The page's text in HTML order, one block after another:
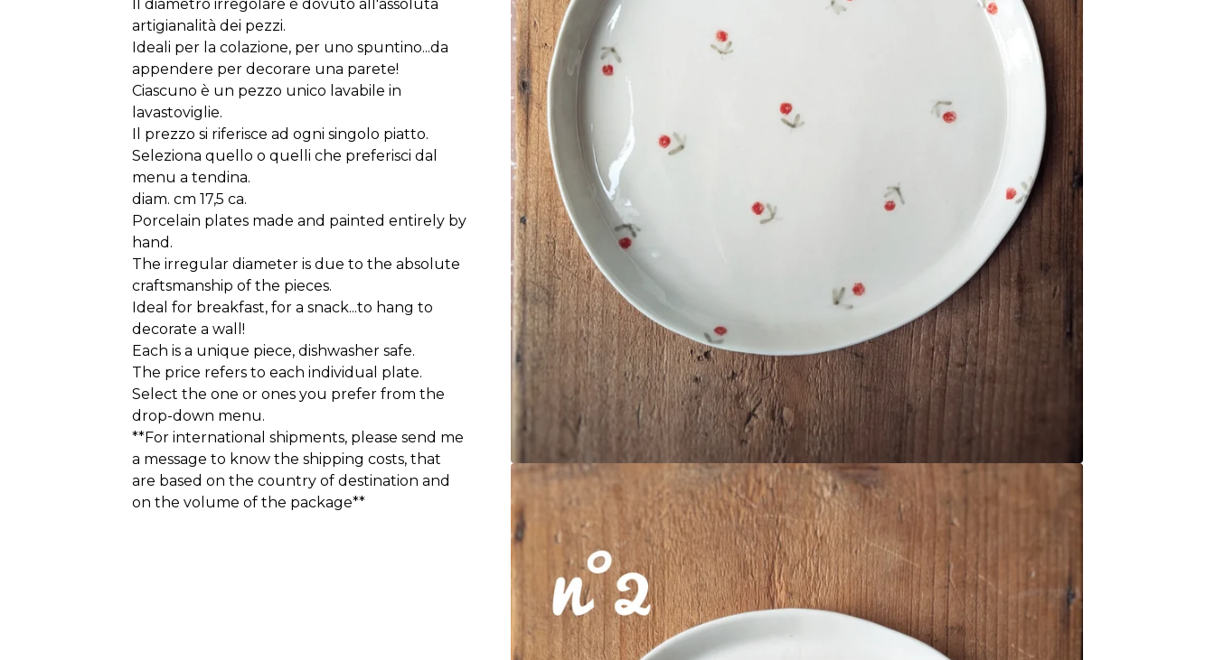
Il diametro irregolare è dovuto all'assoluta
artigianalità dei pezzi.
Ideali per la colazione, per uno spuntino...da
appendere per decorare una parete!
Ciascuno è un pezzo unico lavabile in
lavastoviglie.
Il prezzo si riferisce ad ogni singolo piatto.
Seleziona quello o quelli che preferisci dal
menu a tendina.
diam. cm 17,5 ca.
Porcelain plates made and painted entirely by
hand.
The irregular diameter is due to the absolute
craftsmanship of the pieces.
Ideal for breakfast, for a snack...to hang to
decorate a wall!
Each is a unique piece, dishwasher safe.
The price refers to each individual plate.
Select the one or ones you prefer from the
drop-down menu.
**For international shipments, please send me
a message to know the shipping costs, that
are based on the country of destination and
on the volume of the package**